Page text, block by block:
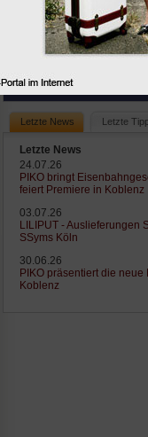
Letzte News Letzte
Letzte News
24.07.26
PIKO bringt
feiert Premiere in Koblenz
03.07.26
LILIPUT - Auslieferungen
SSyms Köln
30.06.26
PIKO präsentiert die neue
Koblenz